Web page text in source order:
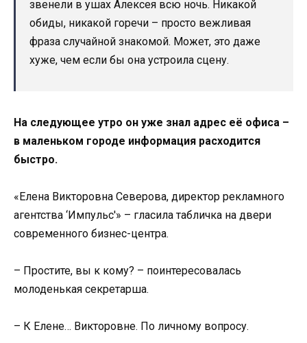
звенели в ушах Алексея всю ночь. Никакой
обиды, никакой горечи – просто вежливая
фраза случайной знакомой. Может, это даже
хуже, чем если бы она устроила сцену.
На следующее утро он уже знал адрес её офиса –
в маленьком городе информация расходится
быстро.
«Елена Викторовна Северова, директор рекламного
агентства ‘Импульс'» – гласила табличка на двери
современного бизнес-центра.
– Простите, вы к кому? – поинтересовалась
молоденькая секретарша.
– К Елене… Викторовне. По личному вопросу.